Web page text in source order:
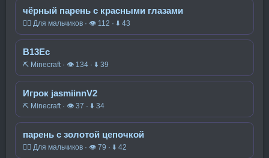
чёрный парень с красными глазами
🧍‍♂️ Для мальчиков · 👁 112 · ⬇ 43
В13Ес
⛏️ Minecraft · 👁 134 · ⬇ 39
Игрок jasmiinnV2
⛏️ Minecraft · 👁 37 · ⬇ 34
парень с золотой цепочкой
🧍‍♂️ Для мальчиков · 👁 79 · ⬇ 42